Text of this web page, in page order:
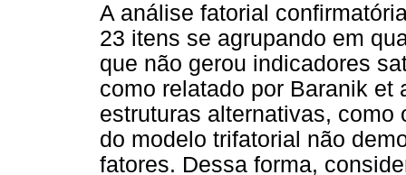
A análise fatorial
23 itens se agrupando em
que não gerou indicadores
como relatado por Baranik et
estruturas alternativas, como
do modelo trifatorial não
fatores. Dessa forma,